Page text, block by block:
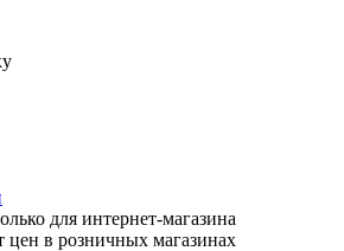
для интернет-магазина
цен в розничных магазинах